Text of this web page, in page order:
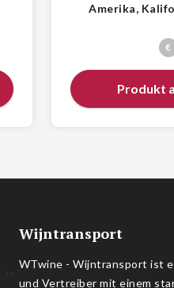
Amerika,
€
Produkt
Wijntransport
WTwine - Wijntransport ist
und Vertreiber mit einem